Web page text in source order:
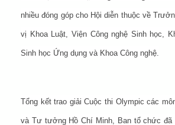
nhiều đóng góp cho Hội diễn thuộc về
vị Khoa Luật, Viện Công nghệ Sinh học,
Sinh học Ứng dụng và Khoa Công nghệ.
Tổng kết trao giải Cuộc thi Olympic các
và Tư tưởng Hồ Chí Minh, Ban tổ chức đã